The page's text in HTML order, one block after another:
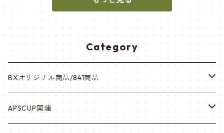
Category
BXオリジナル商品/841商品
シール・ステッカー（UV加工）
APSCUP関連